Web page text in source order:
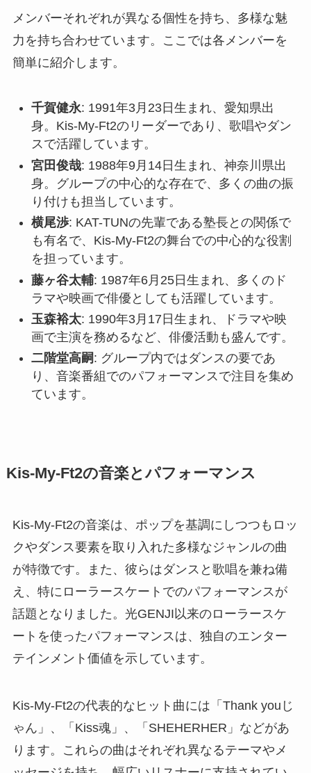
メンバーそれぞれが異なる個性を持ち、多様な魅
力を持ち合わせています。ここでは各メンバーを
簡単に紹介します。
千賀健永: 1991年3月23日生まれ、愛知県出
身。Kis-My-Ft2のリーダーであり、歌唱やダン
スで活躍しています。
宮田俊哉: 1988年9月14日生まれ、神奈川県出
身。グループの中心的な存在で、多くの曲の振
り付けも担当しています。
横尾渉: KAT-TUNの先輩である塾長との関係で
も有名で、Kis-My-Ft2の舞台での中心的な役割
を担っています。
藤ヶ谷太輔: 1987年6月25日生まれ、多くのド
ラマや映画で俳優としても活躍しています。
玉森裕太: 1990年3月17日生まれ、ドラマや映
画で主演を務めるなど、俳優活動も盛んです。
二階堂高嗣: グループ内ではダンスの要であ
り、音楽番組でのパフォーマンスで注目を集め
ています。
Kis-My-Ft2の音楽とパフォーマンス
Kis-My-Ft2の音楽は、ポップを基調にしつつもロッ
クやダンス要素を取り入れた多様なジャンルの曲
が特徴です。また、彼らはダンスと歌唱を兼ね備
え、特にローラースケートでのパフォーマンスが
話題となりました。光GENJI以来のローラースケ
ートを使ったパフォーマンスは、独自のエンター
テインメント価値を示しています。
Kis-My-Ft2の代表的なヒット曲には「Thank youじ
ゃん」、「Kiss魂」、「SHEHERHER」などがあ
ります。これらの曲はそれぞれ異なるテーマやメ